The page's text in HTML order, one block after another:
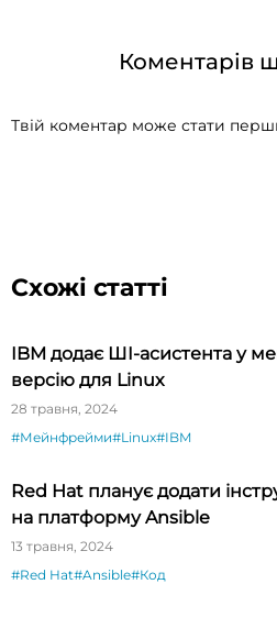
Коментарів
Твій коментар може стати
Схожі статті
IBM додає ШI-асистента у
версію для Linux
28 травня, 2024
#Мейнфрейми#Linux#IBM
Red Hat планує додати
на платформу Ansible
13 травня, 2024
#Red Hat#Ansible#Код